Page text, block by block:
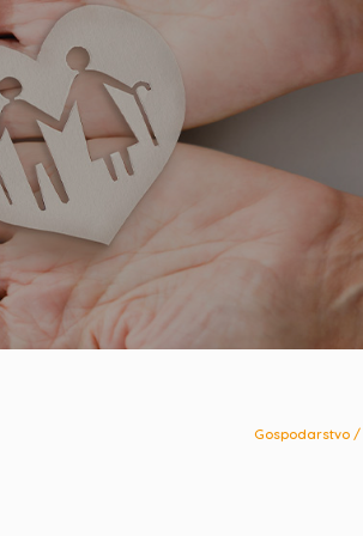
Gospodarstvo /